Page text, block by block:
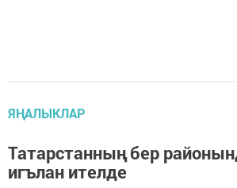
ЯҢАЛЫКЛАР
Татарстанның бер
игълан ителде